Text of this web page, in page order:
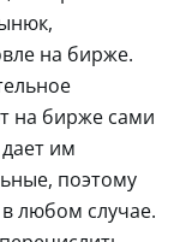
на бирже.
на бирже сами
им
поэтому
любом случае.